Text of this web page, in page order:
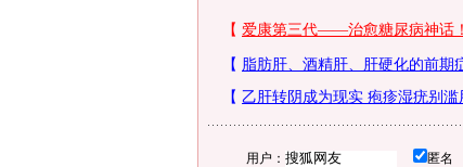
用户： 匿名